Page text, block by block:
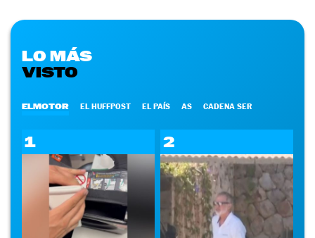
LO MÁS
VISTO
ELMOTOR EL HUFFPOST EL PAÍS AS CADENA SER
1 2